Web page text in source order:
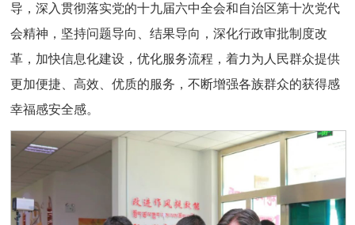
导，深入贯彻落实党的十九届六中全会和自治区第十次党代
会精神，坚持问题导向、结果导向，深化行政审批制度改
革，加快信息化建设，优化服务流程，着力为人民群众提供
更加便捷、高效、优质的服务，不断增强各族群众的获得感
幸福感安全感。